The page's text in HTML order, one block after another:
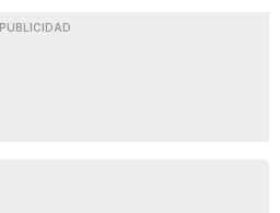
PUBLICIDAD